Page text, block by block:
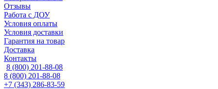
Отзывы
Работа с ДОУ
Условия оплаты
Условия доставки
Гарантия на товар
Доставка
Контакты
8 (800) 201-88-08
8 (800) 201-88-08
+7 (343) 286-83-59